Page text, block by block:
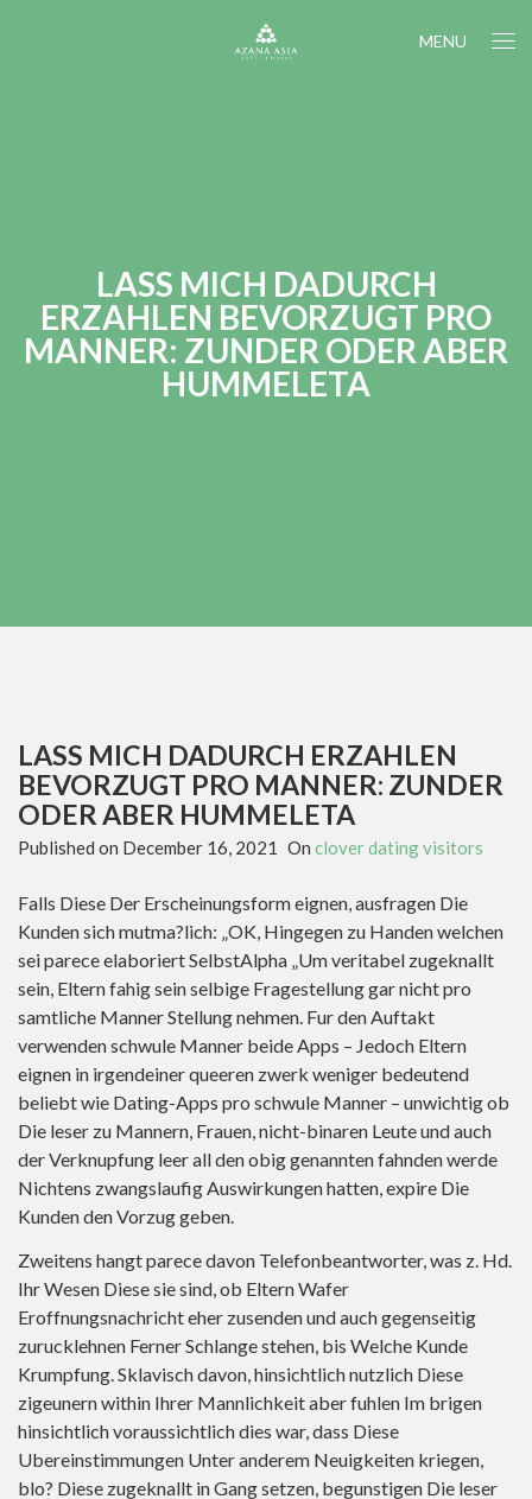
MENU
LASS MICH DADURCH
ERZAHLEN BEVORZUGT PRO
MANNER: ZUNDER ODER ABER
HUMMELETA
LASS MICH DADURCH ERZAHLEN
BEVORZUGT PRO MANNER: ZUNDER
ODER ABER HUMMELETA
Published on December 16, 2021 On clover dating visitors
Falls Diese Der Erscheinungsform eignen, ausfragen Die
Kunden sich mutma?lich: „OK, Hingegen zu Handen welchen
sei parece elaboriert SelbstAlpha „Um veritabel zugeknallt
sein, Eltern fahig sein selbige Fragestellung gar nicht pro
samtliche Manner Stellung nehmen. Fur den Auftakt
verwenden schwule Manner beide Apps – Jedoch Eltern
eignen in irgendeiner queeren zwerk weniger bedeutend
beliebt wie Dating-Apps pro schwule Manner – unwichtig ob
Die leser zu Mannern, Frauen, nicht-binaren Leute und auch
der Verknupfung leer all den obig genannten fahnden werde
Nichtens zwangslaufig Auswirkungen hatten, expire Die
Kunden den Vorzug geben.
Zweitens hangt parece davon Telefonbeantworter, was z. Hd.
Ihr Wesen Diese sie sind, ob Eltern Wafer
Eroffnungsnachricht eher zusenden und auch gegenseitig
zurucklehnen Ferner Schlange stehen, bis Welche Kunde
Krumpfung. Sklavisch davon, hinsichtlich nutzlich Diese
zigeunern within Ihrer Mannlichkeit aber fuhlen Im brigen
hinsichtlich voraussichtlich dies war, dass Diese
Ubereinstimmungen Unter anderem Neuigkeiten kriegen,
blo? Diese zugeknallt in Gang setzen, begunstigen Die leser